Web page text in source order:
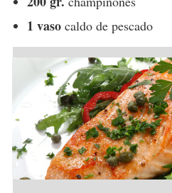
1 vasocaldo de pescado